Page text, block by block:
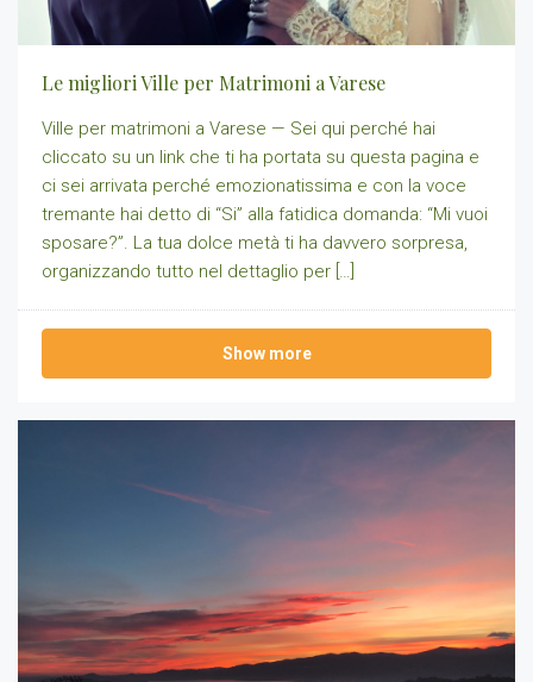
Le migliori Ville per Matrimoni a Varese
Ville per matrimoni a Varese — Sei qui perché hai
cliccato su un link che ti ha portata su questa pagina e
ci sei arrivata perché emozionatissima e con la voce
tremante hai detto di “Si” alla fatidica domanda: “Mi vuoi
sposare?”. La tua dolce metà ti ha davvero sorpresa,
organizzando tutto nel dettaglio per […]
Show more